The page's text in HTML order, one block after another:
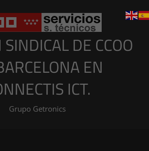
SINDICAL DE CCOO
EN
ICT.
Grupo Getronics